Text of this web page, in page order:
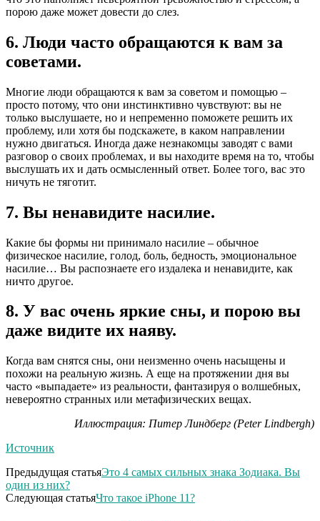
порою даже может довести до слез.
6. Люди часто обращаются к вам за
советами.
Многие люди обращаются к вам за советом и помощью –
просто потому, что они инстинктивно чувствуют: вы не
только выслушаете, но и непременно поможете решить их
проблему, или хотя бы подскажете, в каком направлении
нужно двигаться. Иногда даже незнакомцы заводят с вами
разговор о своих проблемах, и вы находите время на то, чтобы
выслушать их и дать осмысленный ответ. Более того, вас это
ничуть не тяготит.
7. Вы ненавидите насилие.
Какие бы формы ни принимало насилие – обычное
физическое насилие, голод, боль, бедность, эмоциональное
насилие… Вы распознаете его издалека и ненавидите, как
ничто другое.
8. У вас очень яркие сны, и порою вы
даже видите их наяву.
Когда вам снятся сны, они неизменно очень насыщены и
похожи на реальную жизнь. А еще на протяжении дня вы
часто «выпадаете» из реальности, фантазируя о волшебных,
невероятно странных или метафизических вещах.
Иллюстрация: Питер Линдберг (Peter Lindbergh)
Источник
Предыдущая статьяЭто 4 самых сильных знака Зодиака. Вы
один из них?
Следующая статьяЧто такое iPhone 11?